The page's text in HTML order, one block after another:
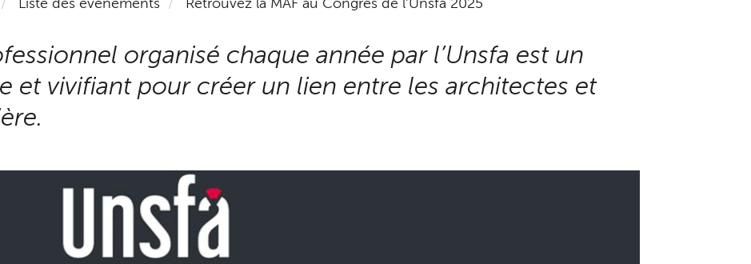
Liste des événements Retrouvez la MAF au Congrès de l'Unsfa 2025
organisé chaque année par l’Unsfa est un
et vivifiant pour créer un lien entre les architectes et